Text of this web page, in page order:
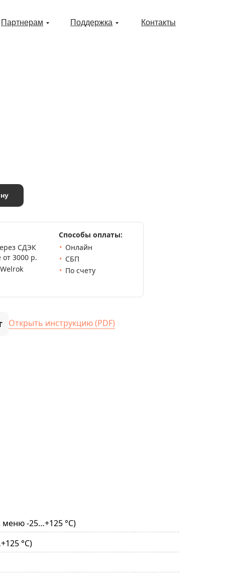
Партнерам Контакты
Поддержка
СДЭК
от 3000 р.
Способы оплаты:
Онлайн
СБП
По счету
Открыть инструкцию (PDF)
-25…+125 °C)
°C)